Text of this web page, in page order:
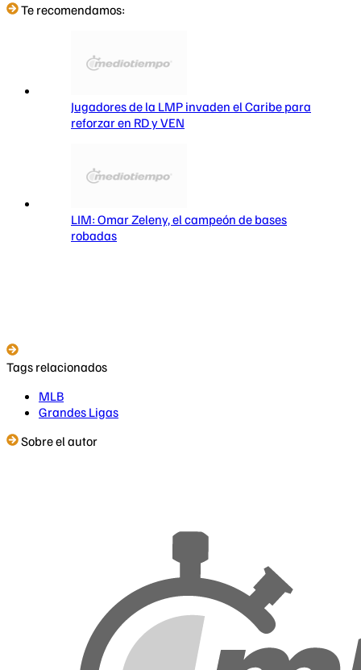
Te recomendamos:
Jugadores de la LMP invaden el Caribe para
reforzar en RD y VEN
LIM: Omar Zeleny, el campeón de bases
robadas
Tags relacionados
MLB
Grandes Ligas
Sobre el autor